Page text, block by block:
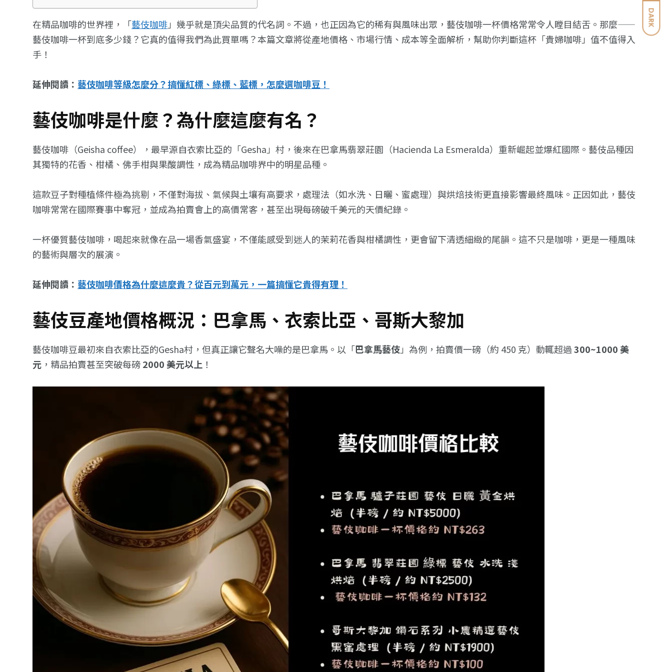
DARK
在精品咖啡的世界裡，「藝伎咖啡」幾乎就是頂尖品質的代名詞。不過，也正因為它的稀有與風味出眾，藝伎咖啡一杯價格常常令人瞠目結舌。那麼——
藝伎咖啡一杯到底多少錢？它真的值得我們為此買單嗎？本篇文章將從產地價格、市場行情、成本等全面解析，幫助你判斷這杯「貴婦咖啡」值不值得入
手！
延伸閱讀： 藝伎咖啡等級怎麼分？搞懂紅標、綠標、藍標，怎麼選咖啡豆！
藝伎咖啡是什麼？為什麼這麼有名？
藝伎咖啡（Geisha coffee），最早源自衣索比亞的「Gesha」村，後來在巴拿馬翡翠莊園（Hacienda La Esmeralda）重新崛起並爆紅國際。藝伎品種因
其獨特的花香、柑橘、佛手柑與果酸調性，成為精品咖啡界中的明星品種。
這款豆子對種植條件極為挑剔，不僅對海拔、氣候與土壤有高要求，處理法（如水洗、日曬、蜜處理）與烘焙技術更直接影響最終風味。正因如此，藝伎
咖啡常常在國際賽事中奪冠，並成為拍賣會上的高價常客，甚至出現每磅破千美元的天價紀錄。
一杯優質藝伎咖啡，喝起來就像在品一場香氣盛宴，不僅能感受到迷人的茉莉花香與柑橘調性，更會留下清透細緻的尾韻。這不只是咖啡，更是一種風味
的藝術與層次的展演。
延伸閱讀： 藝伎咖啡價格為什麼這麼貴？從百元到萬元，一篇搞懂它貴得有理！
藝伎豆產地價格概況：巴拿馬、衣索比亞、哥斯大黎加
藝伎咖啡豆最初來自衣索比亞的Gesha村，但真正讓它聲名大噪的是巴拿馬。以「巴拿馬藝伎」為例，拍賣價一磅（約 450 克）動輒超過300~1000 美
元 ，精品拍賣甚至突破每磅2000 美元以上 ！